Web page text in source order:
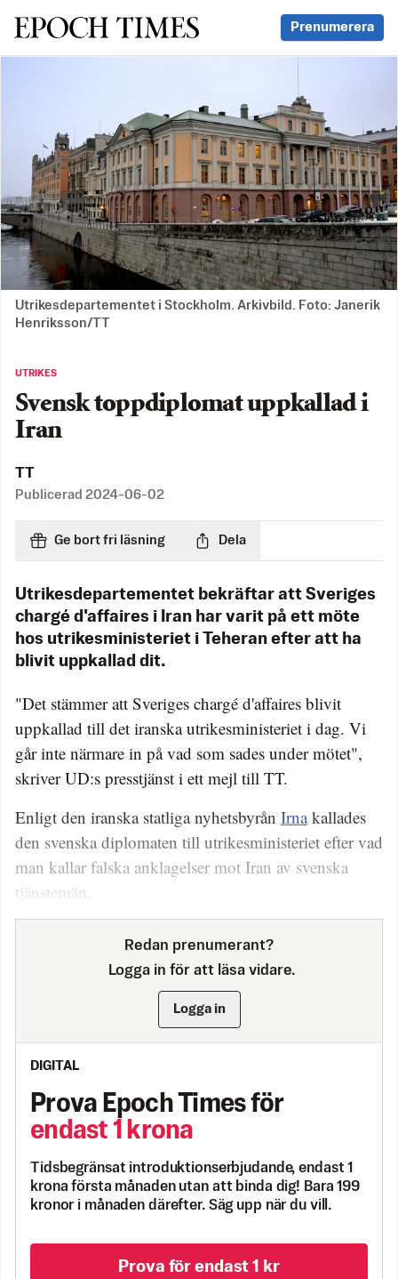
Svenska Epoch Times Prenumerera
Utrikesdepartementet i Stockholm. Arkivbild. Foto: Janerik
Henriksson/TT
UTRIKES
Svensk toppdiplomat uppkallad i
Iran
TT
Publicerad 2024-06-02
Ge bort fri läsning Dela
Utrikesdepartementet bekräftar att Sveriges
chargé d'affaires i Iran har varit på ett möte
hos utrikesministeriet i Teheran efter att ha
blivit uppkallad dit.
"Det stämmer att Sveriges chargé d'affaires blivit
uppkallad till det iranska utrikesministeriet i dag. Vi
går inte närmare in på vad som sades under mötet",
skriver UD:s presstjänst i ett mejl till TT.
Enligt den iranska statliga nyhetsbyrån Irnakallades
den svenska diplomaten till utrikesministeriet efter vad
man kallar falska anklagelser mot Iran av svenska
tjänstemän.
Redan prenumerant?
Logga in för att läsa vidare.
Logga in
DIGITAL
Prova Epoch Times för
endast 1 krona
Tidsbegränsat introduktionserbjudande, endast 1
krona första månaden utan att binda dig! Bara 199
kronor i månaden därefter. Säg upp när du vill.
Prova för endast 1 kr